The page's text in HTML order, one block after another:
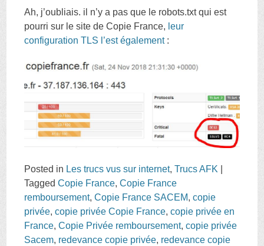
Ah, j’oubliais. il n’y a pas que le robots.txt qui est
pourri sur le site de Copie France, leur
configuration TLS l’est également:
Posted in Les trucs vus sur internet,Trucs AFK
TaggedCopie France,Copie France
remboursement,Copie France SACEM,copie
privée,copie privée Copie France,copie privée en
France,Copie Privée remboursement,copie privée
Sacem, redevance copie privée, redevance copie